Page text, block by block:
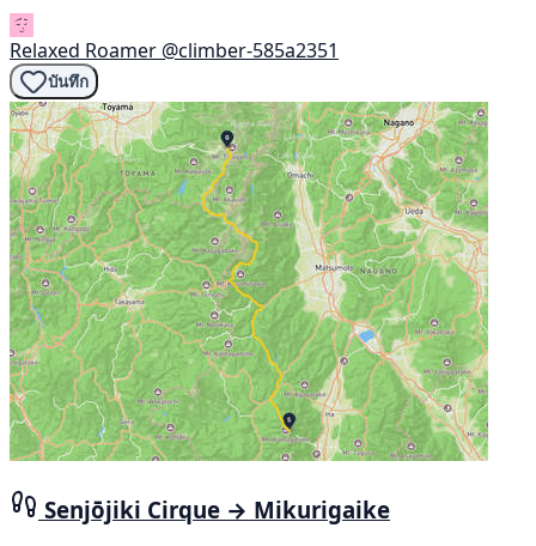
Relaxed Roamer @climber-585a2351
บันทึก
Senjōjiki Cirque → Mikurigaike